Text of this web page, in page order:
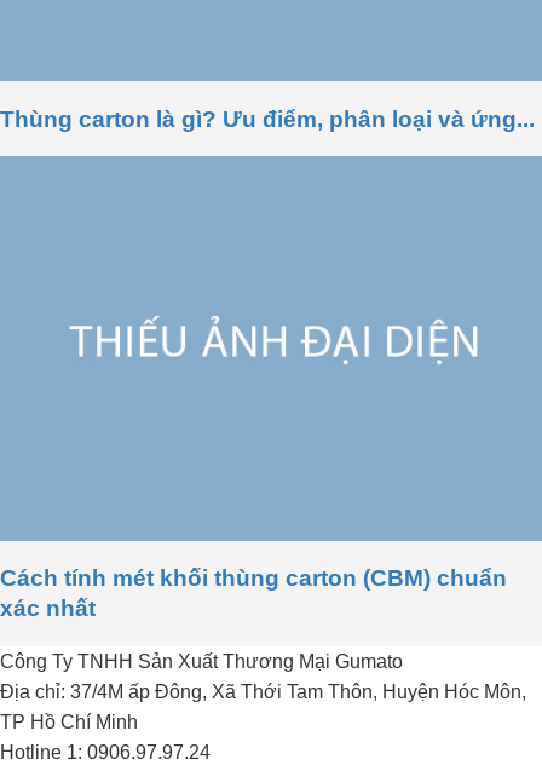
Thùng carton là gì? Ưu điểm, phân loại và ứng...
Cách tính mét khối thùng carton (CBM) chuẩn
xác nhất
Công Ty TNHH Sản Xuất Thương Mại Gumato
Địa chỉ: 37/4M ấp Đông, Xã Thới Tam Thôn, Huyện Hóc Môn,
TP Hồ Chí Minh
Hotline 1: 0906.97.97.24